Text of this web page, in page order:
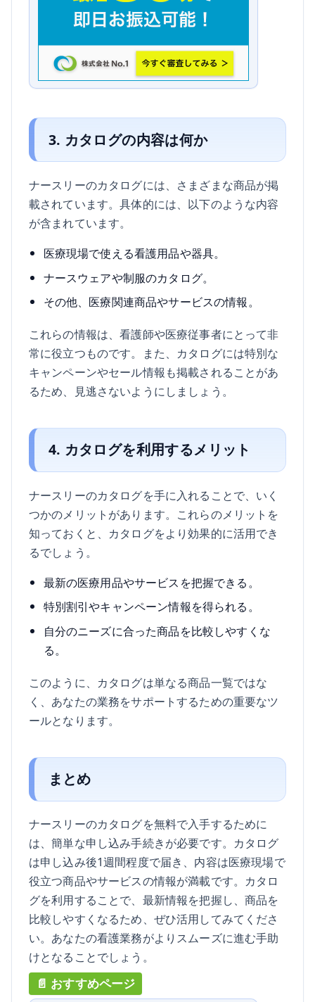
3. カタログの内容は何か
ナースリーのカタログには、さまざまな商品が掲
載されています。具体的には、以下のような内容
が含まれています。
医療現場で使える看護用品や器具。
ナースウェアや制服のカタログ。
その他、医療関連商品やサービスの情報。
これらの情報は、看護師や医療従事者にとって非
常に役立つものです。また、カタログには特別な
キャンペーンやセール情報も掲載されることがあ
るため、見逃さないようにしましょう。
4. カタログを利用するメリット
ナースリーのカタログを手に入れることで、いく
つかのメリットがあります。これらのメリットを
知っておくと、カタログをより効果的に活用でき
るでしょう。
最新の医療用品やサービスを把握できる。
特別割引やキャンペーン情報を得られる。
自分のニーズに合った商品を比較しやすくな
る。
このように、カタログは単なる商品一覧ではな
く、あなたの業務をサポートするための重要なツ
ールとなります。
まとめ
ナースリーのカタログを無料で入手するために
は、簡単な申し込み手続きが必要です。カタログ
は申し込み後1週間程度で届き、内容は医療現場で
役立つ商品やサービスの情報が満載です。カタロ
グを利用することで、最新情報を把握し、商品を
比較しやすくなるため、ぜひ活用してみてくださ
い。あなたの看護業務がよりスムーズに進む手助
けとなることでしょう。